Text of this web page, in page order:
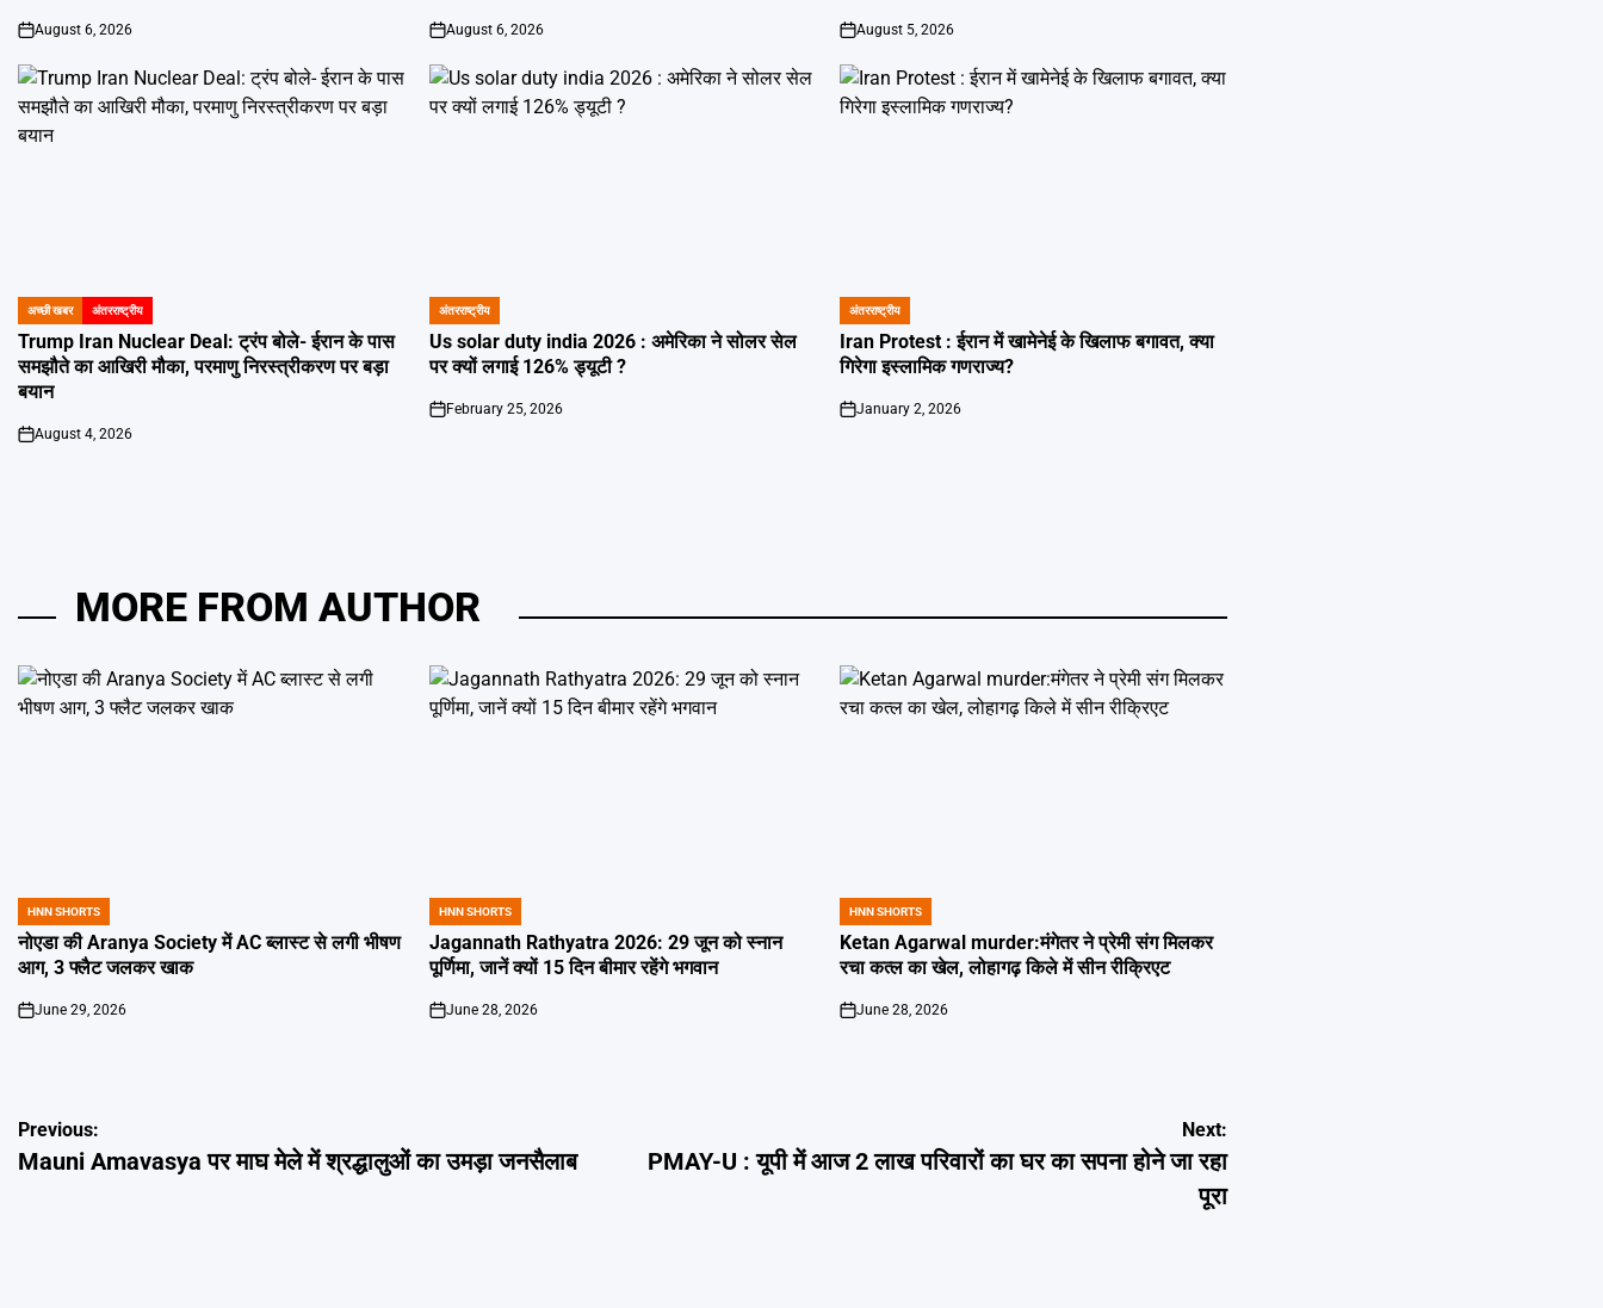
on
August 6, 2026
on
August 6, 2026
on
August 5, 2026
POSTED
IN
अच्छी खबर अंतरराष्ट्रीय
Trump Iran Nuclear Deal: ट्रंप बोले- ईरान के पास
समझौते का आखिरी मौका, परमाणु निरस्त्रीकरण पर बड़ा
बयान
on
August 4, 2026
POSTED
IN
अंतरराष्ट्रीय
Us solar duty india 2026 : अमेरिका ने सोलर सेल
पर क्यों लगाई 126% ड्यूटी ?
on
February 25, 2026
POSTED
IN
अंतरराष्ट्रीय
Iran Protest : ईरान में खामेनेई के खिलाफ बगावत, क्या
गिरेगा इस्लामिक गणराज्य?
on
January 2, 2026
MORE FROM AUTHOR
POSTED
IN
HNN SHORTS
नोएडा की Aranya Society में AC ब्लास्ट से लगी भीषण
आग, 3 फ्लैट जलकर खाक
on
June 29, 2026
POSTED
IN
HNN SHORTS
Jagannath Rathyatra 2026: 29 जून को स्नान
पूर्णिमा, जानें क्यों 15 दिन बीमार रहेंगे भगवान
on
June 28, 2026
POSTED
IN
HNN SHORTS
Ketan Agarwal murder:मंगेतर ने प्रेमी संग मिलकर
रचा कत्ल का खेल, लोहागढ़ किले में सीन रीक्रिएट
on
June 28, 2026
Post
navigation
Previous:
Mauni Amavasya पर माघ मेले में श्रद्धालुओं का उमड़ा जनसैलाब
Next:
PMAY-U : यूपी में आज 2 लाख परिवारों का घर का सपना होने जा रहा
पूरा